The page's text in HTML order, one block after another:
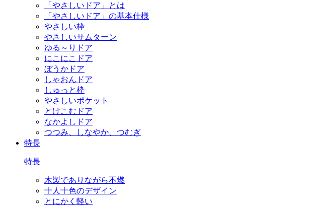
「やさしいドア」とは
「やさしいドア」の基本仕様
やさしい枠
やさしいサムターン
ゆる～りドア
にこにこドア
ぼうかドア
しゃおんドア
しゅっと枠
やさしいポケット
とけこむドア
なかよしドア
つつみ、しなやか、つむぎ
特長
特長
木製でありながら不燃
十人十色のデザイン
とにかく軽い